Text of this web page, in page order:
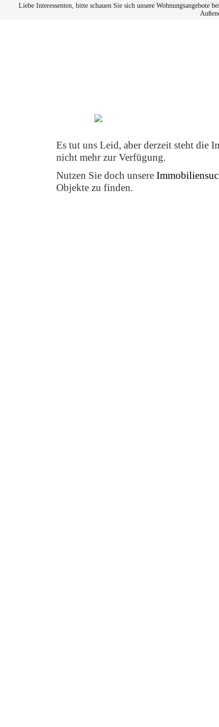
Liebe Interessenten, bitte schauen Sie sich unsere
Es tut uns Leid, aber derzeit steht die
nicht mehr zur Verfügung.
Nutzen Sie doch unsere
Objekte zu finden.